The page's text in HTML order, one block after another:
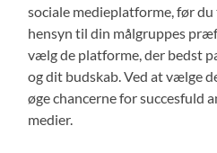
sociale medieplatforme, før
hensyn til din målgruppes
vælg de platforme, der bedst
og dit budskab. Ved at vælge
øge chancerne for succesfuld
medier.